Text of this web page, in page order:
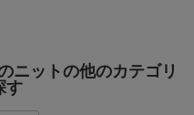
ニットの他のカテゴリ
す